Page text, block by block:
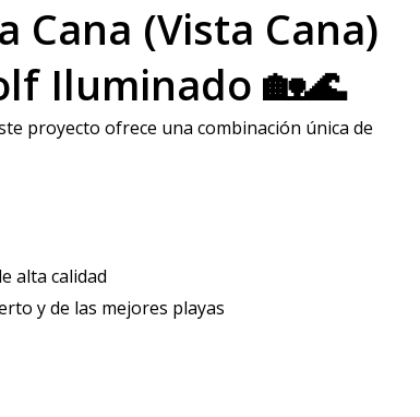
(Vista Cana)
Iluminado 🏡🌊
proyecto ofrece una combinación única de
alta calidad
y de las mejores playas